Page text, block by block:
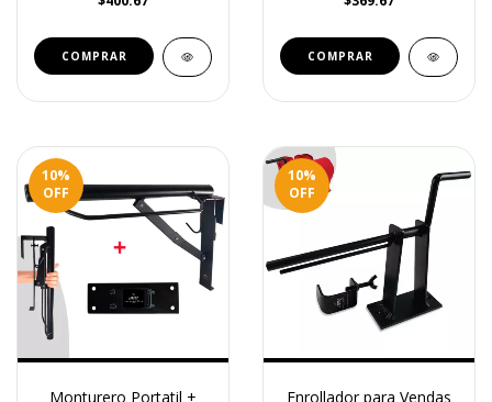
10%
OFF
Monturero Portatil +
10%
OFF
Enrollador para Vendas